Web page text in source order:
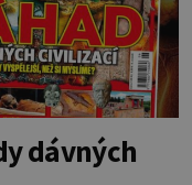
dávných